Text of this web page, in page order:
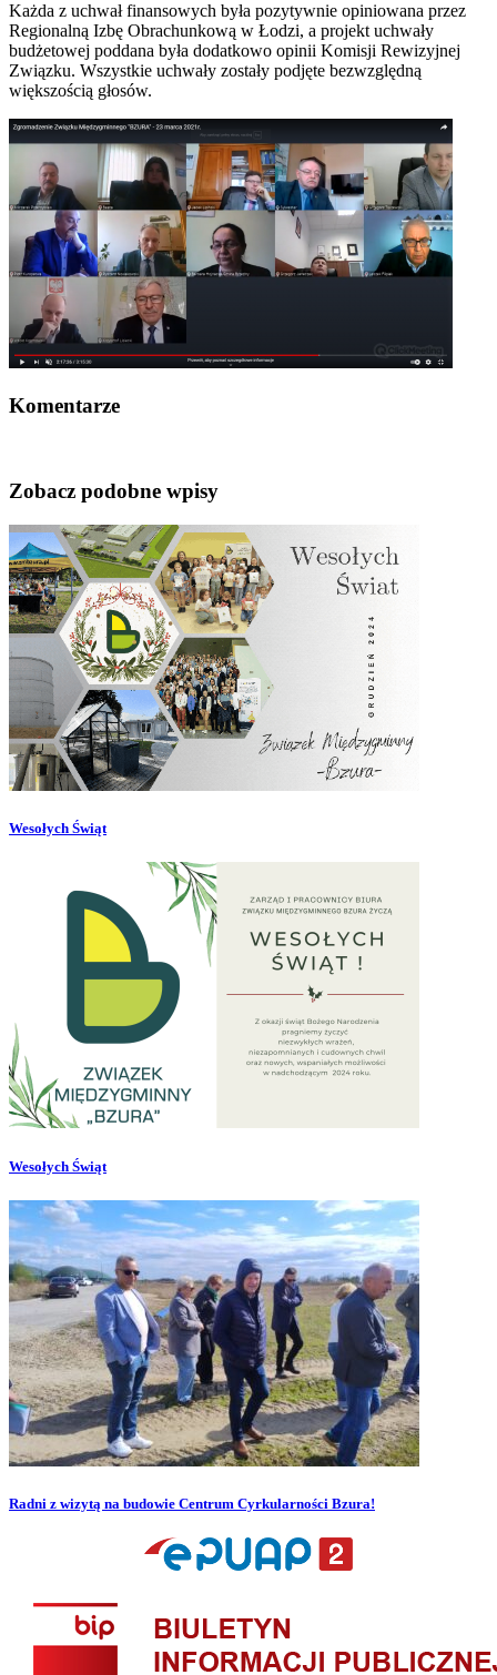
Każda z uchwał finansowych była pozytywnie opiniowana przez
Regionalną Izbę Obrachunkową w Łodzi, a projekt uchwały
budżetowej poddana była dodatkowo opinii Komisji Rewizyjnej
Związku. Wszystkie uchwały zostały podjęte bezwzględną
większością głosów.
Komentarze
Zobacz podobne wpisy
Wesołych Świąt
Wesołych Świąt
Radni z wizytą na budowie Centrum Cyrkularności Bzura!